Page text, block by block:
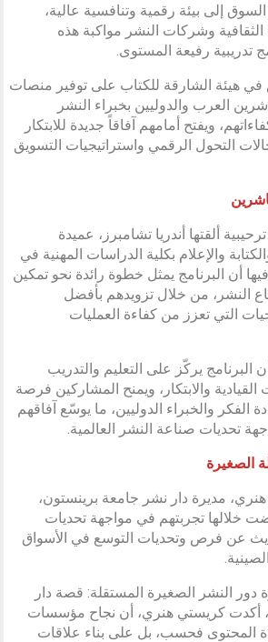
إلى بيئة رقمية وتنافسية عالية،
وشركات النشر مواكبة هذه
تدريبية رفيعة المستوى.
هيئة الشارقة للكتاب على توفير منصات
العرب والدوليين بخبراء النشر
ويفتح أمامهم آفاقاً جديدة للابتكار
التحول الرقمي واستراتيجيات التسويق
ألقتها أندريا تشامبرز، عميدة
والإعلام بكلية الدراسات المهنية في
أن البرنامج يمثل خطوة رائدة نحو تمكين
النشر، من خلال تزويدهم بأفضل
التي تعزز من كفاءة العمليات
يركّز على التعليم والتدريب
القيادية والابتكار، ويمنح المشاركين فرصة
الفكر والخبراء الدوليين، ما يوسّع آفاقهم
تحديات صناعة النشر العالمية.
الصغيرة
مديرة دار نشر جامعة برينستون،
خلالها تجربتهم في مواجهة تحديات
عن فرص وتحديات التوسع في الأسواق
دور النشر الصغيرة المستقلة: قصة دار
أكدت كريستي هنري، أن نجاح مؤسسات
المحتوى فحسب، بل على بناء علاقات